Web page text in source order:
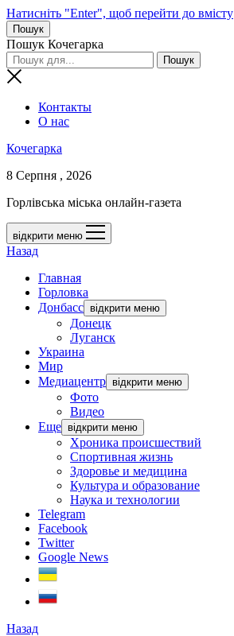
Натисніть "Enter", щоб перейти до вмісту
Пошук
Пошук Кочегарка
Контакты
О нас
Кочегарка
8 Серпня , 2026
Горлівська міська онлайн-газета
відкрити меню
Назад
Главная
Горловка
Донбасс відкрити меню
Донецк
Луганск
Украина
Мир
Медиацентр відкрити меню
Фото
Видео
Еще відкрити меню
Хроника происшествий
Спортивная жизнь
Здоровье и медицина
Культура и образование
Наука и технологии
Telegram
Facebook
Twitter
Google News
Назад